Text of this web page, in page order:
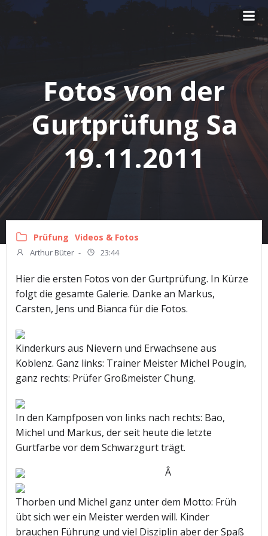
Zum
springen
Fotos von der
Gurtprüfung Sa
19.11.2011
Prüfung Videos & Fotos
Arthur Büter - 23:44
Hier die ersten Fotos von der Gurtprüfung. In Kürze
folgt die gesamte Galerie. Danke an Markus,
Carsten, Jens und Bianca für die Fotos.
Kinderkurs aus Nievern und Erwachsene aus
Koblenz. Ganz links: Trainer Meister Michel Pougin,
ganz rechts: Prüfer Großmeister Chung.
In den Kampfposen von links nach rechts: Bao,
Michel und Markus, der seit heute die letzte
Gurtfarbe vor dem Schwarzgurt trägt.
Â
Thorben und Michel ganz unter dem Motto: Früh
übt sich wer ein Meister werden will. Kinder
brauchen Führung und viel Disziplin aber der Spaß